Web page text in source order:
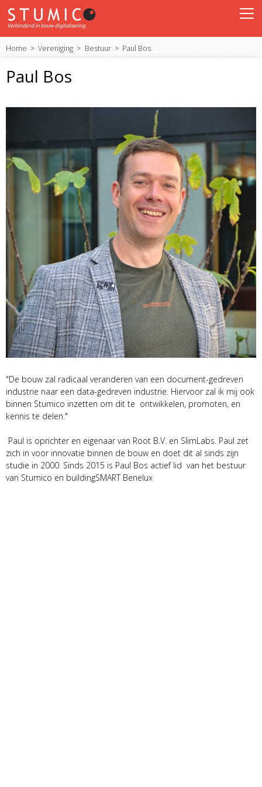
Home Vereniging Bestuur Paul Bos
Paul Bos
"De bouw zal radicaal veranderen van een document-gedreven
industrie naar een data-gedreven industrie. Hiervoor zal ik mij ook
binnen Stumico inzetten om dit te ontwikkelen, promoten, en
kennis te delen."
Paul is oprichter en eigenaar van Root B.V. en SlimLabs. Paul zet
zich in voor innovatie binnen de bouw en doet dit al sinds zijn
studie in 2000. Sinds 2015 is Paul Bos actief lid van het bestuur
van Stumico en buildingSMART Benelux